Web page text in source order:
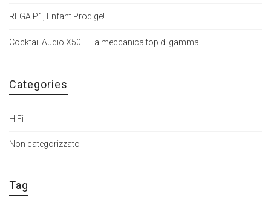
REGA P1, Enfant Prodige!
Cocktail Audio X50 – La meccanica top di gamma
Categories
HiFi
Non categorizzato
Tag